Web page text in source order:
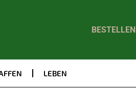
BESTELLEN
LEBEN